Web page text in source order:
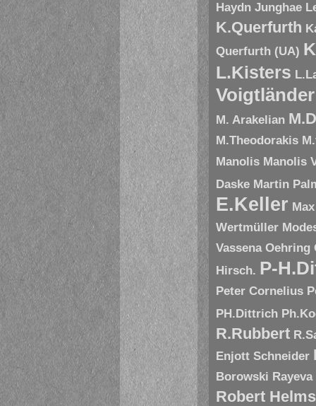
Haydn Junghae
K.Querfurth
Querfurth (UA)
L.Kisters
Voigtländer
M. Arakelian
M.Theodorakis
Manolis Manolis
Daske Martin
E.Keller
Wertmüller
Vassena Oehring
Hirsch. P-
Peter Cornelius
PH.Dittrich
R.Rubbert
Enjott Schneider
Borowski Rayeva
Robert